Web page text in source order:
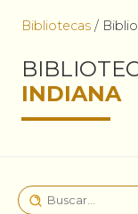
Bibliotecas /
INDIANA